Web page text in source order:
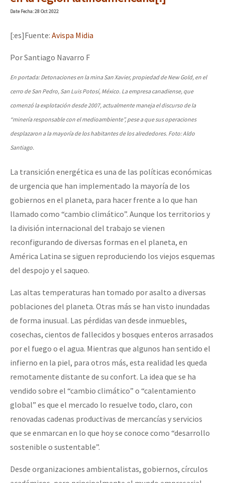
Mundo
AutonomÍa y Resistencia
Megaproyectos
Migración
Presos
MULTIMEDIA
Audio
Video
Otras secciones
Semillero Guerra contra la Humanidad. (Las poblaciones y
la naturaleza bajo asedio)
Medios Libres
COVID-19
Eventos
Contacto
DateFecha: 28 Oct 2022
[:es]Fuente: Avispa Midia
Por Santiago Navarro F
En portada: Detonaciones en la mina San Xavier, propiedad de New Gold, en el
cerro de San Pedro, San Luis Potosí, México. La empresa canadiense, que
comenzó la explotación desde 2007, actualmente maneja el discurso de la
“minería responsable con el medioambiente”, pese a que sus operaciones
desplazaron a la mayoría de los habitantes de los alrededores. Foto: Aldo
Santiago.
La transición energética es una de las políticas económicas
de urgencia que han implementado la mayoría de los
gobiernos en el planeta, para hacer frente a lo que han
llamado como “cambio climático”. Aunque los territorios y
la división internacional del trabajo se vienen
reconfigurando de diversas formas en el planeta, en
América Latina se siguen reproduciendo los viejos esquemas
del despojo y el saqueo.
Las altas temperaturas han tomado por asalto a diversas
poblaciones del planeta. Otras más se han visto inundadas
de forma inusual. Las pérdidas van desde inmuebles,
cosechas, cientos de fallecidos y bosques enteros arrasados
por el fuego o el agua. Mientras que algunos han sentido el
infierno en la piel, para otros más, esta realidad les queda
remotamente distante de su confort. La idea que se ha
vendido sobre el “cambio climático” o “calentamiento
global” es que el mercado lo resuelve todo, claro, con
renovadas cadenas productivas de mercancías y servicios
que se enmarcan en lo que hoy se conoce como “desarrollo
sostenible o sustentable”.
Desde organizaciones ambientalistas, gobiernos, círculos